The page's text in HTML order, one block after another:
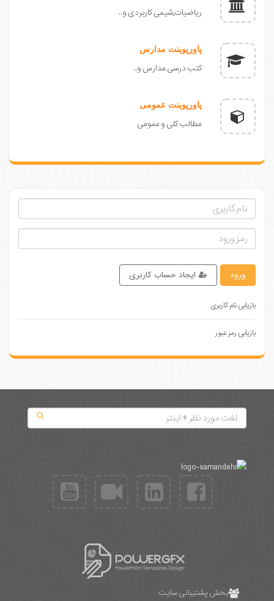
ریاضیات,شیمی کاربردی و..
پاورپوینت مدارس
کتب درسی مدارس و..
پاورپوینت عمومی
مطالب کلی و عمومی
ورود ایجاد حساب کاربری
بازیابی نام کاربری
بازیابی رمز عبور
بخش پشتیبانی سایت